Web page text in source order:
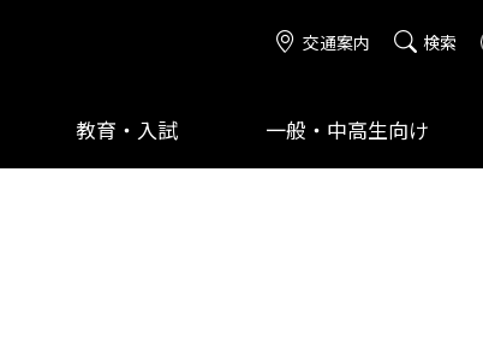
交通案内 検索
教育・入試 一般・中高生向け